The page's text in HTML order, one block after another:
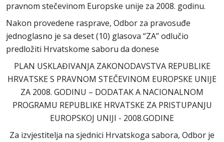
pravnom stečevinom Europske unije za 2008. godinu.
Nakon provedene rasprave, Odbor za pravosuđe
jednoglasno je sa deset (10) glasova “ZA” odlučio
predložiti Hrvatskome saboru da donese
PLAN USKLAĐIVANJA ZAKONODAVSTVA REPUBLIKE
HRVATSKE S PRAVNOM STEČEVINOM EUROPSKE UNIJE
ZA 2008. GODINU – DODATAK A NACIONALNOM
PROGRAMU REPUBLIKE HRVATSKE ZA PRISTUPANJU
EUROPSKOJ UNIJI - 2008.GODINE
Za izvjestitelja na sjednici Hrvatskoga sabora, Odbor je